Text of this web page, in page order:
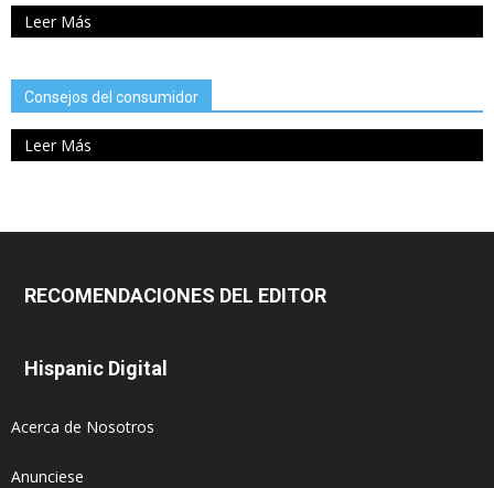
Leer Más
Consejos del consumidor
Leer Más
RECOMENDACIONES DEL EDITOR
Hispanic Digital
Acerca de Nosotros
Anunciese